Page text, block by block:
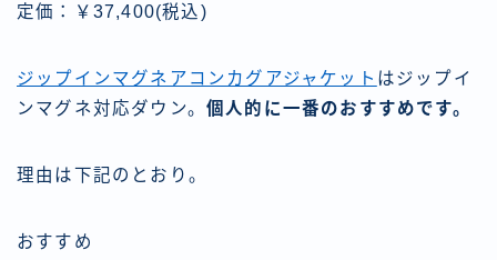
定価：￥37,400(税込)
ジップインマグネアコンカグアジャケット はジップイ
ンマグネ対応ダウン。 個人的に一番のおすすめです。
理由は下記のとおり。
おすすめ